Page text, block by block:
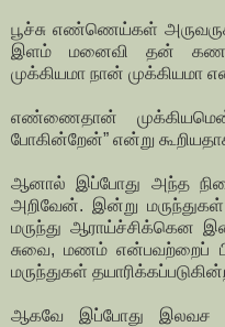
பூச்சு எண்ணெய்கள்
இளம் மனைவி தன்
முக்கியமா நான் முக்கியமா
எண்ணைதான்
போகின்றேன்” என்று
ஆனால் இப்போது அந்த
அறிவேன். இன்று மருந்துகள்
மருந்து ஆராய்ச்சிக்கென
சுவை, மணம் என்பவற்றைப்
மருந்துகள்
ஆகவே இப்போது இலவச